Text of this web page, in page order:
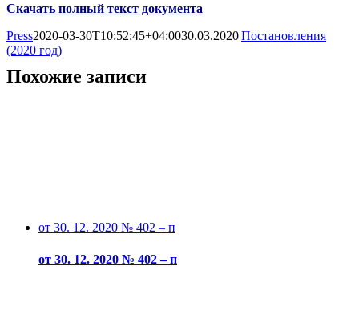
Скачать полный текст документа
Press2020-03-30T10:52:45+04:0030.03.2020|Постановления
(2020 год)|
Похожие записи
от 30. 12. 2020 № 402 – п
от 30. 12. 2020 № 402 – п